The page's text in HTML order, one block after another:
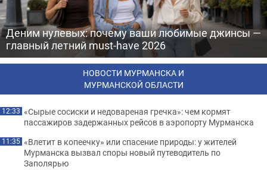
Деним нулевых: почему ваши любимые джинсы —
главный летний must-have 2026
НОВОСТИ МУРМАНСКА И
МУРМАНСКОЙ ОБЛАСТИ
12:33 «Сырые сосиски и недовареная гречка»: чем кормят
пассажиров задержанных рейсов в аэропорту Мурманска
11:35 «Влетит в копеечку» или спасение природы: у жителей
Мурманска вызвал споры новый путеводитель по
Заполярью